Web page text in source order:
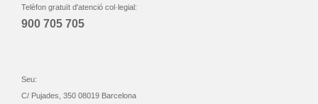
Telèfon gratuït d'atenció col·legial:
900 705 705
Seu:
C/ Pujades, 350 08019 Barcelona